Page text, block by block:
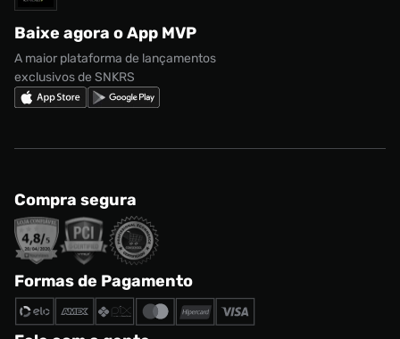
Nike Shox
Regulamento CRM/ CASHBACK
Regulamento Cupom
Baixe agora o App MVP
A maior plataforma de lançamentos
exclusivos de SNKRS
Compra segura
Formas de Pagamento